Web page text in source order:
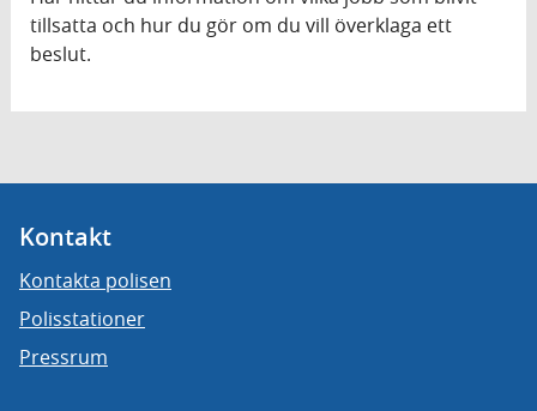
tillsatta och hur du gör om du vill överklaga ett
beslut.
Kontakt
Kontakta polisen
Polisstationer
Pressrum